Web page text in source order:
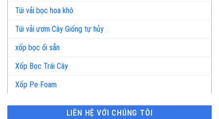
Túi vải bọc hoa khô
Túi vải ươm Cây Giống tự hủy
xốp bọc ổi sẵn
Xốp Bọc Trái Cây
Xốp Pe Foam
LIÊN HỆ VỚI CHÚNG TÔI